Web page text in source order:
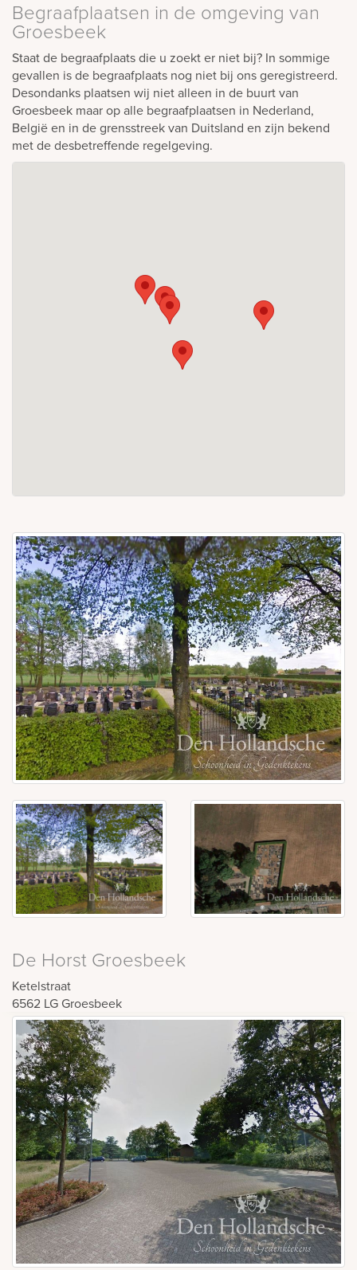
Begraafplaatsen in de omgeving van
Groesbeek
Staat de begraafplaats die u zoekt er niet bij? In sommige
gevallen is de begraafplaats nog niet bij ons geregistreerd.
Desondanks plaatsen wij niet alleen in de buurt van
Groesbeek maar op alle begraafplaatsen in Nederland,
België en in de grensstreek van Duitsland en zijn bekend
met de desbetreffende regelgeving.
De Horst Groesbeek
Ketelstraat
6562 LG Groesbeek